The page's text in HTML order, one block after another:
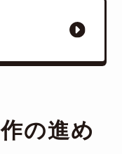
の進め